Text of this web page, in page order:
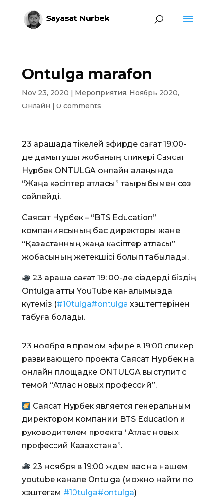
Ontulga marafon
Nov 23, 2020 | Мероприятия, Ноябрь 2020,
Онлайн | 0 comments
23 қарашада тікелей эфирде сағат 19:00-
де дамытушы жобаның спикері Саясат
Нұрбек ONTULGA онлайн алаңында
“Жаңа кәсіптер атласы” тақырыбымен сөз
сөйлейді.
Саясат Нұрбек – “BTS Education”
компаниясының бас директоры және
“Қазақстанның жаңа кәсіптер атласы”
жобасының жетекшісі болып табылады.
23 қараша сағат 19: 00-де сіздерді біздің
Ontulga атты YouTube каналымызда
күтеміз (#10tulga#ontulga хэштегтерінен
табуға болады.
23 ноября в прямом эфире в 19:00 спикер
развивающего проекта Саясат Нурбек на
онлайн площадке ONTULGA выступит с
темой “Атлас новых профессий”.
Саясат Нурбек является генеральным
директором компании BTS Education и
руководителем проекта “Атлас новых
профессий Казахстана”.
23 ноября в 19:00 ждем вас на нашем
youtube канале Ontulga (можно найти по
хэштегам #10tulga#ontulga)